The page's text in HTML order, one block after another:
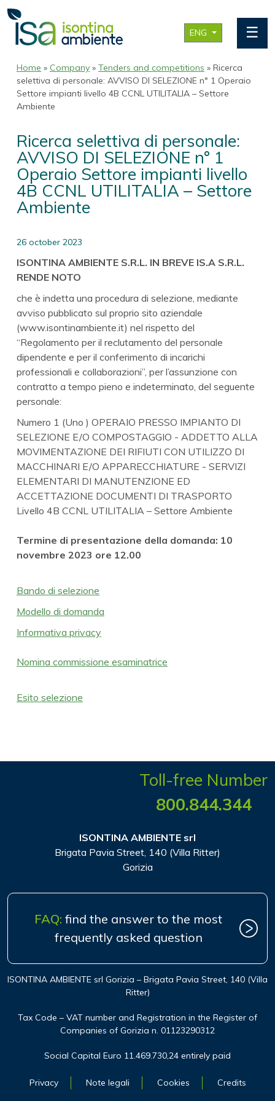
ENG ☰
Home » Company » Tenders and competitions » Ricerca
selettiva di personale: AVVISO DI SELEZIONE n° 1 Operaio
Settore impianti livello 4B CCNL UTILITALIA – Settore
Ambiente
Ricerca selettiva di personale:
AVVISO DI SELEZIONE n° 1
Operaio Settore impianti livello
4B CCNL UTILITALIA – Settore
Ambiente
26 october 2023
ISONTINA AMBIENTE S.R.L. IN BREVE IS.A S.R.L.
RENDE NOTO
che è indetta una procedura di selezione, mediante
avviso pubblicato sul proprio sito aziendale
(www.isontinambiente.it) nel rispetto del
“Regolamento per il reclutamento del personale
dipendente e per il conferimento di incarichi
professionali e collaborazioni”, per l’assunzione con
contratto a tempo pieno e indeterminato, del seguente
personale:
Numero 1 (Uno ) OPERAIO PRESSO IMPIANTO DI
SELEZIONE E/O COMPOSTAGGIO - ADDETTO ALLA
MOVIMENTAZIONE DEI RIFIUTI CON UTILIZZO DI
MACCHINARI E/O APPARECCHIATURE - SERVIZI
ELEMENTARI DI MANUTENZIONE ED
ACCETTAZIONE DOCUMENTI DI TRASPORTO
Livello 4B CCNL UTILITALIA – Settore Ambiente
Termine di presentazione della domanda: 10
novembre 2023 ore 12.00
Bando di selezione
Modello di domanda
Informativa privacy
Nomina commissione esaminatrice
Esito selezione
Toll-free Number
800.844.344
ISONTINA AMBIENTE srl
Brigata Pavia Street, 140 (Villa Ritter)
Gorizia
FAQ: find the answer to the most
frequently asked question
ISONTINA AMBIENTE srl Gorizia – Brigata Pavia Street, 140 (Villa
Ritter)
Tax Code – VAT number and Registration in the Register of
Companies of Gorizia n. 01123290312
Social Capital Euro 11.469.730,24 entirely paid
Privacy Note legali Cookies Credits